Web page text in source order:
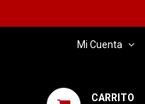
Mi Cuenta
CARRITO